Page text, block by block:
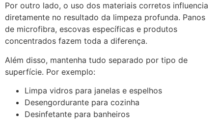
Por outro lado, o uso dos materiais corretos influencia
diretamente no resultado da limpeza profunda. Panos
de microfibra, escovas específicas e produtos
concentrados fazem toda a diferença.
Além disso, mantenha tudo separado por tipo de
superfície. Por exemplo:
Limpa vidros para janelas e espelhos
Desengordurante para cozinha
Desinfetante para banheiros